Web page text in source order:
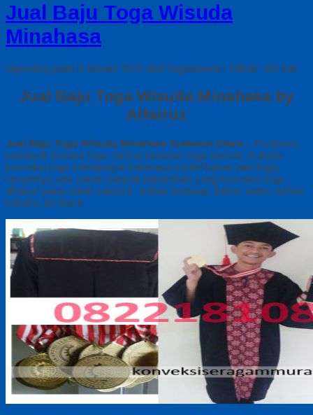
Jual Baju Toga Wisuda
Minahasa
Diposting pada 4 Januari 2021 oleh togawisuda / Dilihat: 253 kali
Jual Baju Toga Wisuda Minahasa by
Alfairuz
Jual Baju Toga Wisuda Minahasa Sulawesi Utara – Produsen
pemasok busana toga. terima pesanan toga wisuda, di dunia
konveksi toga mempunyai beberapa model bahan kain toga.
Umumnya ada sekian banyak bahan/kain yang konveksi toga
alfairuz pakai salah satunya : bahan bestway, bahan saten, bahan
beludru, jet-black.